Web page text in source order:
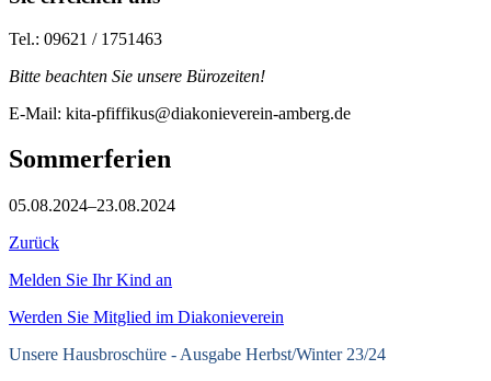
Tel.: 09621 / 1751463
Bitte beachten Sie unsere Bürozeiten!
E-Mail: kita-pfiffikus@diakonieverein-amberg.de
Sommerferien
05.08.2024–23.08.2024
Zurück
Melden Sie Ihr Kind an
Werden Sie Mitglied im Diakonieverein
Unsere Hausbroschüre - Ausgabe Herbst/Winter 23/24